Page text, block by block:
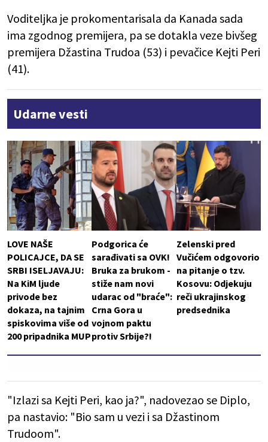
Voditeljka je prokomentarisala da Kanada sada
ima zgodnog premijera, pa se dotakla veze bivšeg
premijera Džastina Trudoa (53) i pevačice Kejti Peri
(41).
Udarne vesti
LOVE NAŠE
POLICAJCE, DA SE
SRBI ISELJAVAJU:
Na KiM ljude
privode bez
dokaza, na tajnim
spiskovima više od
200 pripadnika MUP
Podgorica će
sarađivati sa OVK!
Bruka za brukom -
stiže nam novi
udarac od "braće":
Crna Gora u
vojnom paktu
protiv Srbije?!
Zelenski pred
Vučićem odgovorio
na pitanje o tzv.
Kosovu: Odjekuju
reči ukrajinskog
predsednika
"Izlazi sa Kejti Peri, kao ja?", nadovezao se Diplo,
pa nastavio: "Bio sam u vezi i sa Džastinom
Trudoom".